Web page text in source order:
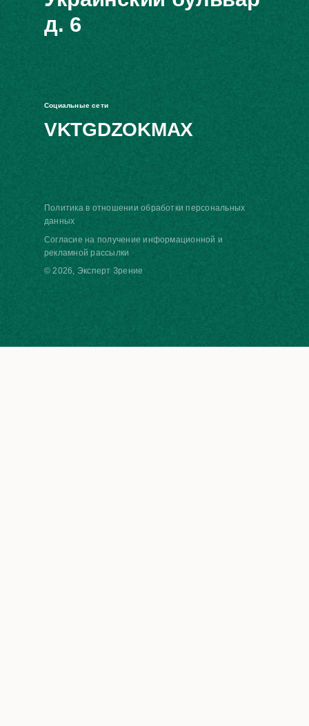
д. 6
Социальные сети
VKTGDZOKMAX
Политика в отношении обработки персональных
данных
Согласие на получение информационной и
рекламной рассылки
© 2026, Эксперт Зрение